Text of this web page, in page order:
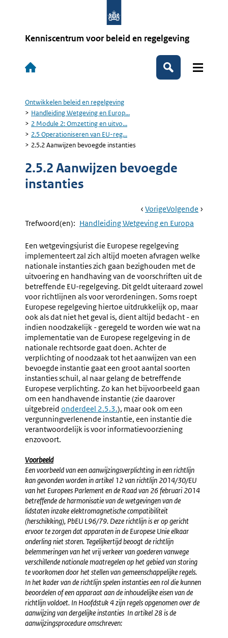
Kenniscentrum voor beleid en regelgeving
Hoofdnavigatie
Zoeken
Kruimelpad
Ontwikkelen beleid en regelgeving
Handleiding Wetgeving en Europ...
2 Module 2: Omzetting en uitvo...
2.5 Operationiseren van EU-reg...
2.5.2 Aanwijzen bevoegde instanties
2.5.2 Aanwijzen bevoegde
instanties
Book
Navigation
Ga
Naar
VorigePagina:
2.5.1
Algemene
Ga
Naar
Volgende Pagina:
Trefwoord(en): Handleiding Wetgeving en Europa
Een wetgevingsjurist die Europese regelgeving
implementeert zal zich altijd moeten afvragen welke
nationale instanties zich gaan bezighouden met de
uitvoering en handhaving van de voorschriften uit de
betreffende EU-regelgeving. Dit geldt uiteraard zowel
voor richtlijnen als voor verordeningen. Soms roept
Europese regelgeving hiertoe uitdrukkelijk op, maar
ook als dat niet het geval is, dient altijd bedacht - en
indien noodzakelijk - geregeld te worden wie wat na
implementatie van de Europese regelgeving in de
nationale rechtsorde gaat doen. Achter de
verplichting of noodzaak tot het aanwijzen van een
bevoegde instantie gaat een groot aantal soorten
instanties schuil, al naar gelang de betreffende
Europese verplichting. Zo kan het bijvoorbeeld gaan
om een handhavende instantie (zie daarover
uitgebreid onderdeel 2.5.3.), maar ook om een
vergunningverlenende instantie, een instantie die
verantwoordelijk is voor informatievoorziening
enzovoort.
Voorbeeld
Een voorbeeld van een aanwijzingsverplichting in een richtlijn
kan gevonden worden in artikel 12 van richtlijn 2014/30/EU
van het Europees Parlement en de Raad van 26 februari 2014
betreffende de harmonisatie van de wetgevingen van de
lidstaten inzake elektromagnetische compatibiliteit
(herschikking), PbEU L96/79. Deze richtlijn is er op gericht
ervoor te zorgen dat apparaten in de Europese Unie elkaar
onderling niet storen. Tegelijkertijd beoogt de richtlijn
belemmeringen van het vrij verkeer van goederen vanwege
verschillende nationale maatregelen op het gebied van storing
te voorkomen door het stellen van gemeenschappelijke regels.
In het kader van de richtlijn spelen instanties een rol die kunnen
beoordelen of een apparaat aan de inhoudelijke eisen van de
richtlijn voldoet. In Hoofdstuk 4 zijn regels opgenomen over de
aanwijzing van dergelijke instanties In artikel 28 is de
aanwijzingsprocedure omschreven: